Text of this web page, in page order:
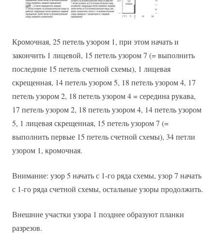
Кромочная, 25 петель узором 1, при этом начать и
закончить 1 лицевой, 15 петель узором 7 (= выполнить
последние 15 петель счетной схемы), 1 лицевая
скрещенная, 14 петель узором 5, 18 петель узором 4, 17
петель узором 2, 18 петель узором 4 = середина рукава,
17 петель узором 2, 18 петель узором 4, 14 петель узором
5, 1 лицевая скрещенная, 15 петель узором 7 (=
выполнить первые 15 петель счетной схемы), 34 петли
узором 1, кромочная.
Внимание: узор 5 начать с 1-го ряда схемы, узор 7 начать
с 1-го ряда счетной схемы, остальные узоры продолжить.
Внешние участки узора 1 позднее образуют планки
разрезов.